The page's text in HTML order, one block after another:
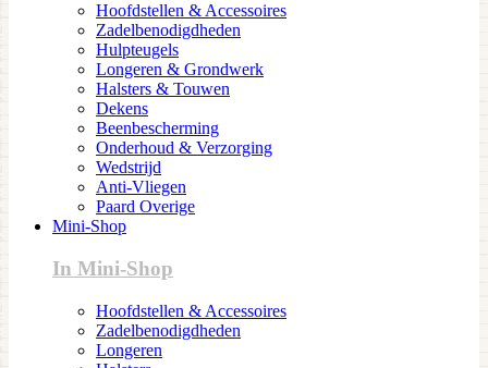
Hoofdstellen & Accessoires
Zadelbenodigdheden
Hulpteugels
Longeren & Grondwerk
Halsters & Touwen
Dekens
Beenbescherming
Onderhoud & Verzorging
Wedstrijd
Anti-Vliegen
Paard Overige
Mini-Shop
In Mini-Shop
Hoofdstellen & Accessoires
Zadelbenodigdheden
Longeren